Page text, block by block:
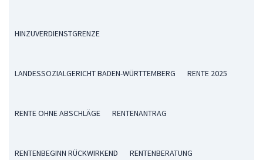
HINZUVERDIENSTGRENZE
LANDESSOZIALGERICHT BADEN-WÜRTTEMBERG RENTE 2025
RENTE OHNE ABSCHLÄGE RENTENANTRAG
RENTENBEGINN RÜCKWIRKEND RENTENBERATUNG